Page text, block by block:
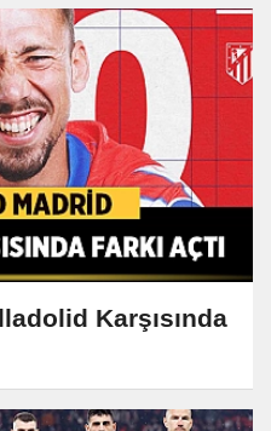
Karşısında